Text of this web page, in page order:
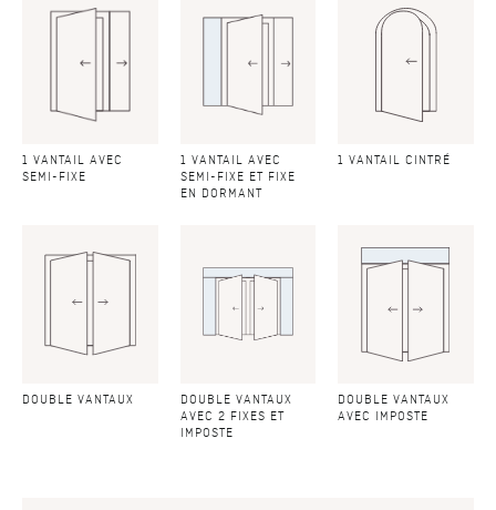
1 VANTAIL AVEC
SEMI-FIXE
1 VANTAIL AVEC
SEMI-FIXE ET FIXE
EN DORMANT
1 VANTAIL CINTRÉ
DOUBLE VANTAUX
DOUBLE VANTAUX
AVEC 2 FIXES ET
IMPOSTE
DOUBLE VANTAUX
AVEC IMPOSTE